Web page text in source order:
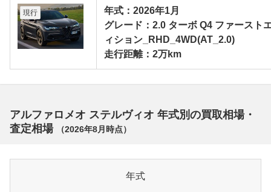
現行
年式：2026年1月
グレード：2.0 ターボ Q4 ファースト
ィション_RHD_4WD(AT_2.0)
走行距離：2万km
アルファロメオ ステルヴィオ 年式別の買取相場・
査定相場
（2026年8月 時点）
年式